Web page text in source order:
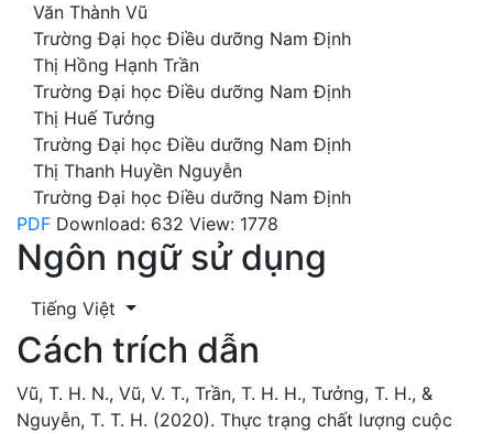
Văn Thành Vũ
Trường Đại học Điều dưỡng Nam Định
Thị Hồng Hạnh Trần
Trường Đại học Điều dưỡng Nam Định
Thị Huế Tưởng
Trường Đại học Điều dưỡng Nam Định
Thị Thanh Huyền Nguyễn
Trường Đại học Điều dưỡng Nam Định
PDF Download: 632 View: 1778
Ngôn ngữ sử dụng
Tiếng Việt
Cách trích dẫn
Vũ, T. H. N., Vũ, V. T., Trần, T. H. H., Tưởng, T. H., &
Nguyễn, T. T. H. (2020). Thực trạng chất lượng cuộc